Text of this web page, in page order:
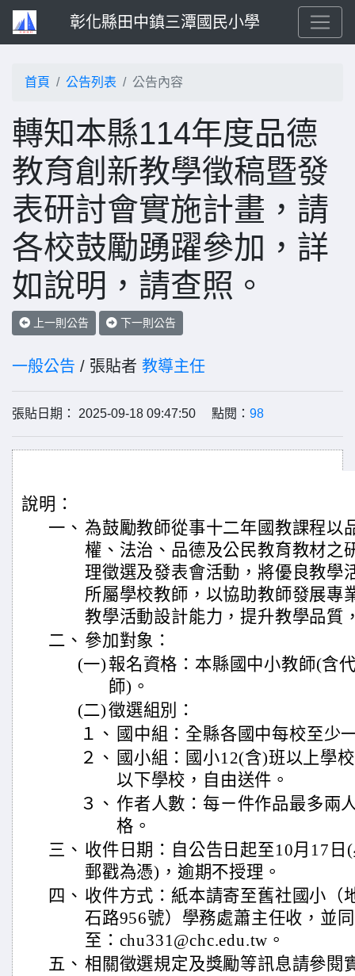
彰化縣田中鎮三潭國民小學
首頁 公告列表 公告內容
轉知本縣114年度品德
教育創新教學徵稿暨發
表研討會實施計畫，請
各校鼓勵踴躍參加，詳
如說明，請查照。
上一則公告 下一則公告
一般公告 / 張貼者 教導主任
張貼日期： 2025-09-18 09:47:50 點閱： 98
說明：
一、 為鼓勵教師從事十二年國教課程以
權、法治、品德及公民教育教材之
理徵選及發表會活動，將優良教學
所屬學校教師，以協助教師發展專
教學活動設計能力，提升教學品質
二、 參加對象：
(一) 報名資格：本縣國中小教師(含
師)。
(二)徵選組別：
１、 國中組：全縣各國中每校至少
２、 國小組：國小12(含)班以上學
以下學校，自由送件。
３、 作者人數：每ㄧ件作品最多兩
格。
三、 收件日期：自公告日起至10月17
郵戳為憑)，逾期不授理。
四、 收件方式：紙本請寄至舊社國小（
石路956號）學務處蕭主任收，並
至：chu331@chc.edu.tw。
五、 相關徵選規定及獎勵等訊息請參閱